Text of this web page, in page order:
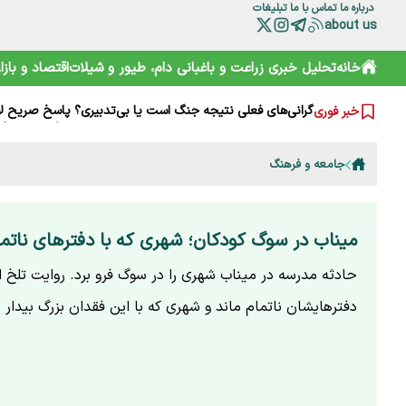
درباره ما تماس با ما تبلیغات
about us
خانهتحلیل خبری زراعت و باغبانی دام، طیور و شیلاتاقتصاد و
خبر فوری
آقای وزیر! اگر به کشاورزان کمک نمی‌کنید، حداقل علیه آنان
چرا مصرف نان سبوس‌دار مفیدتر است؟
گرانی‌های فعلی نتیجه جنگ است یا بی‌تدبیری؟ پاسخ صریح
سقوط آزاد گردشگری ایران؛ قربانی رانت دولتی و تحریم
شارژ کالابرگ الکترونیکی مرداد آغاز شد
جامعه و فرهنگ
میناب در سوگ کودکان؛ شهری که با دفترهای
حادثه مدرسه در میناب شهری را در سوگ فرو برد. روایت تلخ
دفترهایشان ناتمام ماند و شهری که با این فقدان بزرگ